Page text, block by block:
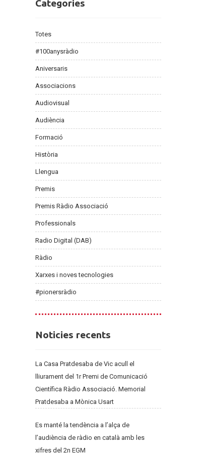
Categories
Totes
#100anysràdio
Aniversaris
Associacions
Audiovisual
Audiència
Formació
Història
Llengua
Premis
Premis Ràdio Associació
Professionals
Radio Digital (DAB)
Ràdio
Xarxes i noves tecnologies
#pionersràdio
Noticies
Noticies recents
La Casa Pratdesaba de Vic acull el
lliurament del 1r Premi de Comunicació
Científica Ràdio Associació. Memorial
Pratdesaba a Mònica Usart
Es manté la tendència a l’alça de
l’audiència de ràdio en català amb les
xifres del 2n EGM